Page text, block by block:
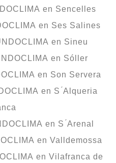
en Sencelles
en Ses Salines
en Sineu
en Sóller
en Son Servera
en S ́Alqueria
en S ́Arenal
en Valldemossa
en Vilafranca de